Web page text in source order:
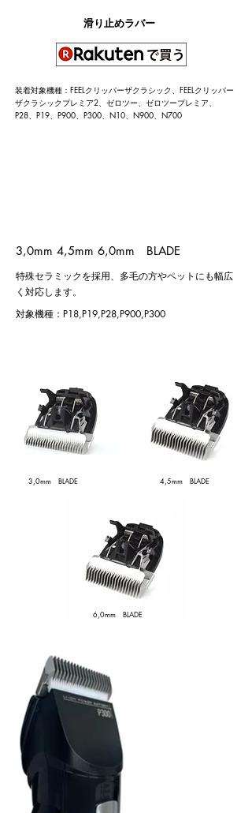
​滑り止めラバー
​装着対象機種：FEELクリッパーザクラシック、FEELクリッパー
ザクラシックプレミア2、ゼロツー、ゼロツープレミア、
P28、P19、P900、P300、N10、N900、N700
3,0mm 4,5mm 6,0mm BLADE
特殊セラミックを採用​、多毛の方やペットにも幅広
く対応​します。
対象機種​：P18,P19,P28,P900,P300
3,0mm BLADE 4,5mm BLADE
6,0mm BLADE